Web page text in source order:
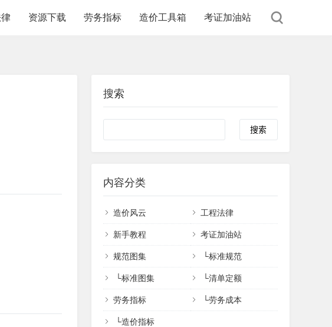
资源下载 劳务指标 造价工具箱 考证加油站
搜索
内容分类
造价风云 工程法律
新手教程 考证加油站
规范图集 └标准规范
└标准图集 └清单定额
劳务指标 └劳务成本
└造价指标